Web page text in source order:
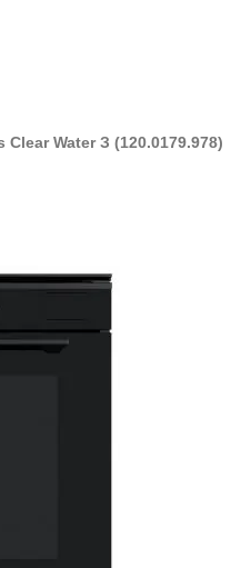
Water З (120.0179.978)